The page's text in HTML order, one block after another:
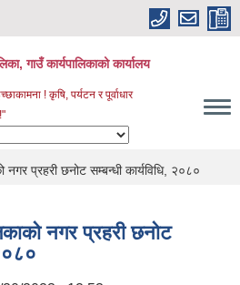
गाउँ कार्यपालिकाको कार्यालय
! कृषि, पर्यटन र पूर्वाधार
नगर प्रहरी छनोट सम्बन्धी कार्यविधि, २०८०
नगर प्रहरी छनोट